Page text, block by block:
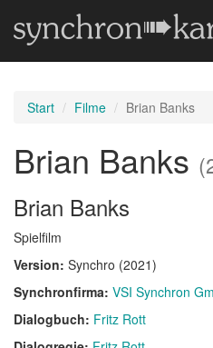
Start Filme Brian Banks
Brian Banks
Brian Banks
Spielfilm
Version: Synchro (2021)
Synchronfirma: VSI Synchron
Dialogbuch: Fritz Rott